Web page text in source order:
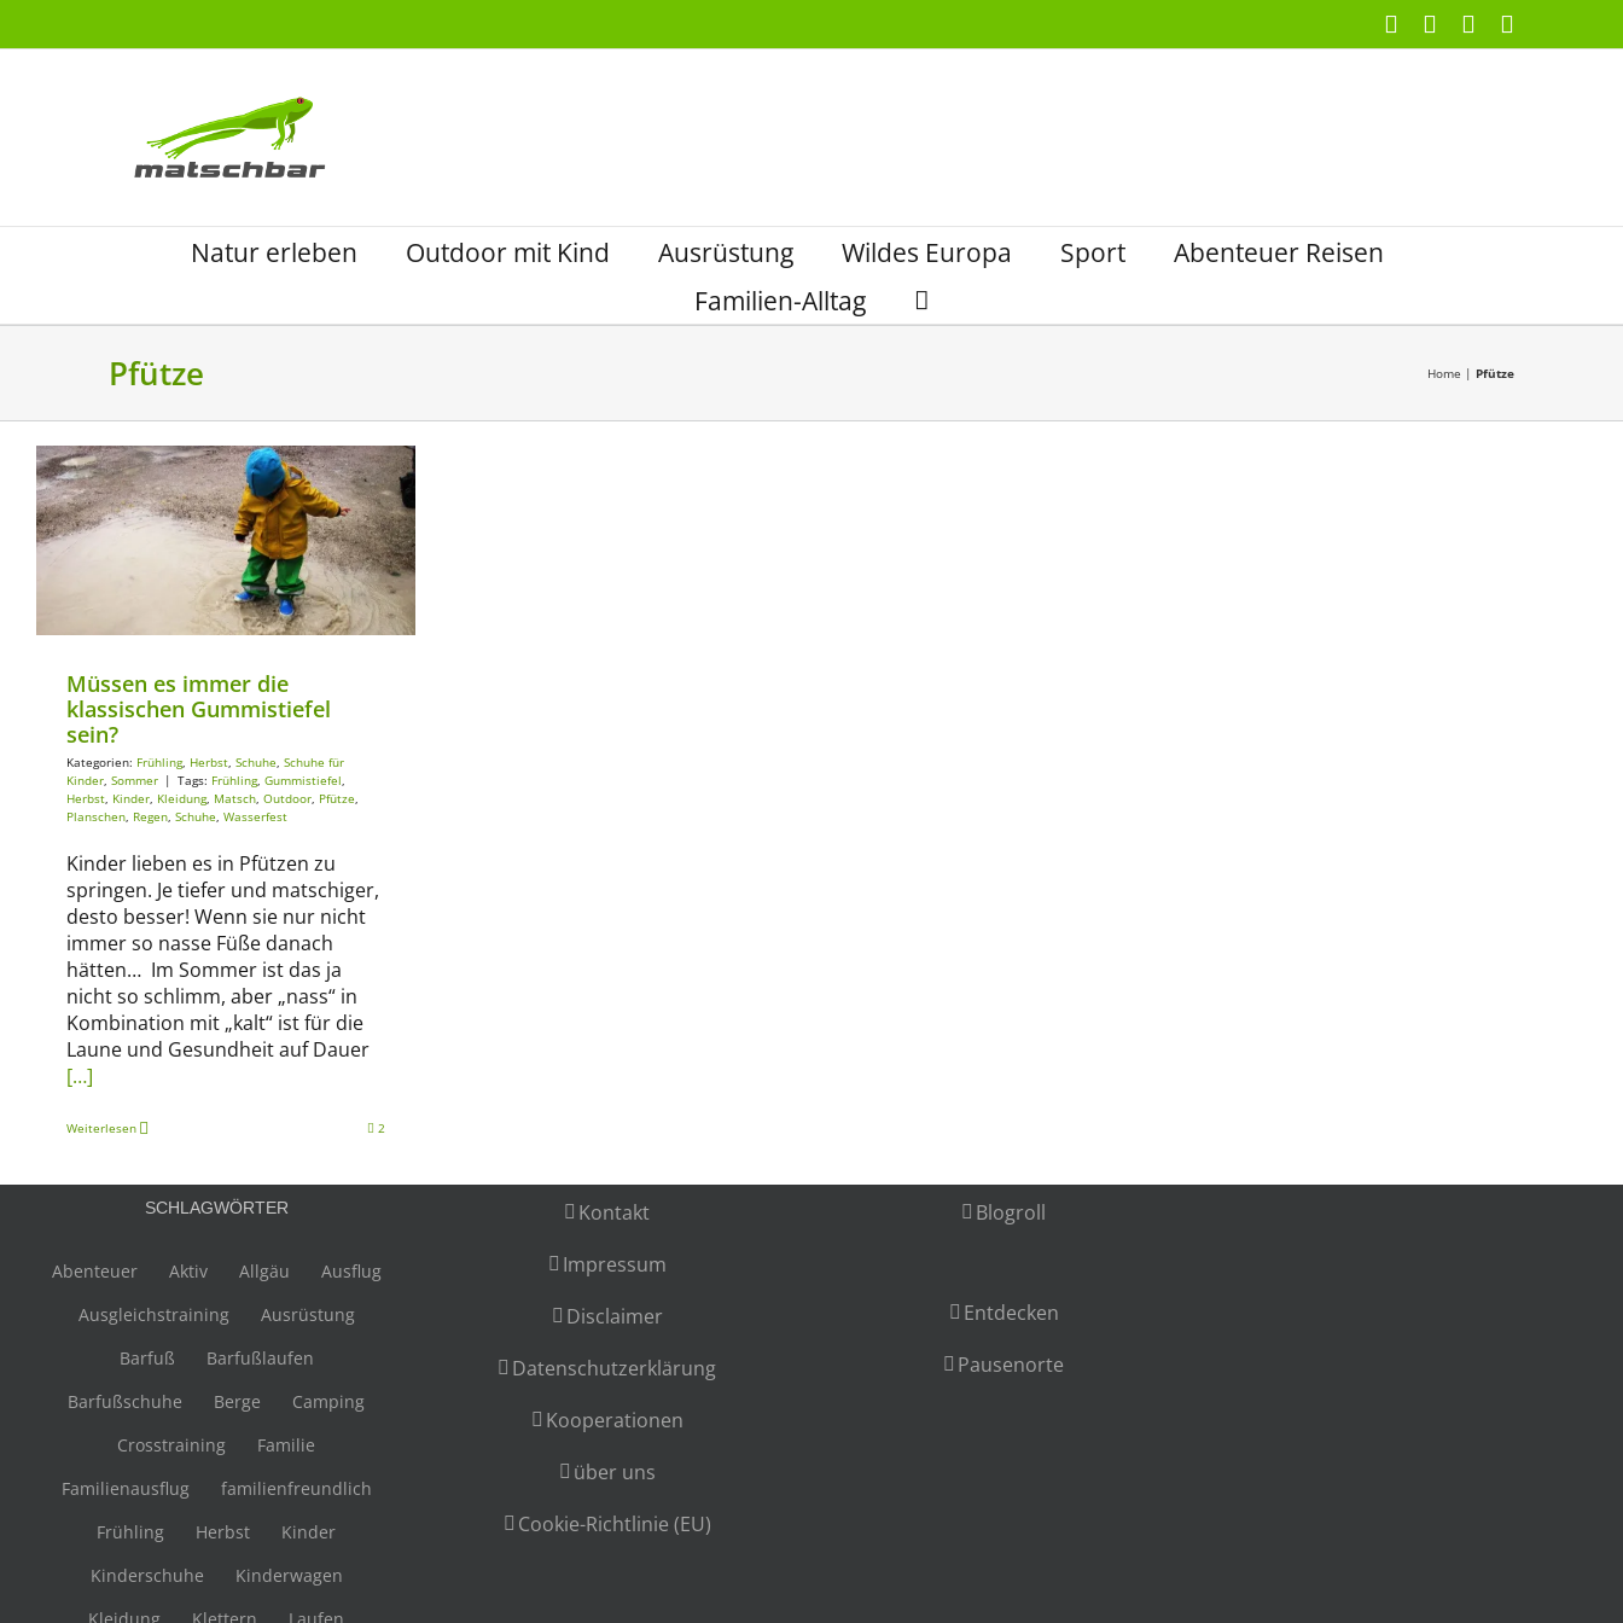
Facebook Instagram
Natur erleben Outdoor mit Kind Ausrüstung Wildes Europa Sport
Abenteuer Reisen
Familien-Alltag
Pfütze Home | Pfütze
Schuhe für Kinder Sommer
Müssen es immer die
klassischen Gummistiefel
sein?
Kategorien: Frühling, Herbst Schuhe Schuhe für
Kinder Sommer | Tags: Frühling, Gummistiefel
Herbst Kinder Kleidung, Matsch Outdoor Pfütze
Planschen Regen Schuhe Wasserfest
Kinder lieben es in Pfützen zu
springen. Je tiefer und matschiger,
desto besser! Wenn sie nur nicht
immer so nasse Füße danach
hätten… Im Sommer ist das ja
nicht so schlimm, aber „nass“ in
Kombination mit „kalt“ ist für die
Laune und Gesundheit auf Dauer
[…]
Weiterlesen 2
SCHLAGWÖRTER
Abenteuer Aktiv Allgäu
Ausflug
Ausgleichstraining
Ausrüstung
Barfuß
Barfußlaufen
Barfußschuhe
Berge
Camping
Crosstraining
Familie
Familienausflug
familienfreundlich
Frühling
Herbst
Kinder
Kinderschuhe
Kinderwagen
Kontakt
Impressum
Disclaimer
Datenschutzerklärung
Kooperationen
über uns
Cookie-Richtlinie (EU)
Blogroll
Entdecken
Pausenorte